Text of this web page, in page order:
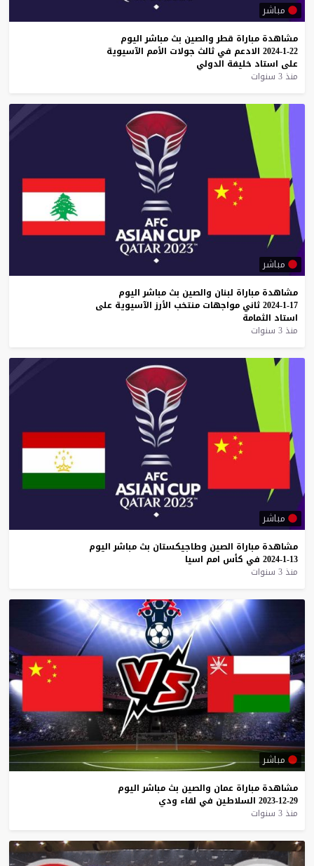
مباشر
مشاهدة مباراة قطر والصين بث مباشر اليوم
22-1-2024
الادعم في ثالث جولات الأمم الآسيوية
على استاد خليفة الدولي
منذ 3 سنوات
مباشر
مشاهدة مباراة لبنان والصين بث مباشر اليوم
17-1-2024
ثاني مواجهات منتخب الأرز الآسيوية على
استاد الثمامة
منذ 3 سنوات
مباشر
مشاهدة مباراة الصين وطاجيكستان بث مباشر اليوم
13-1-2024
في كأس امم اسيا
منذ 3 سنوات
مباشر
مشاهدة مباراة عمان والصين بث مباشر اليوم
29-12-2023
السلاطين في لقاء ودي
منذ 3 سنوات